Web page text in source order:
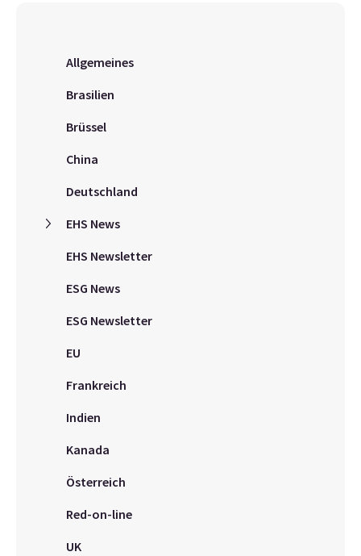
Allgemeines
Brasilien
Brüssel
China
Deutschland
EHS News
EHS Newsletter
ESG News
ESG Newsletter
EU
Frankreich
Indien
Kanada
Österreich
Red-on-line
UK